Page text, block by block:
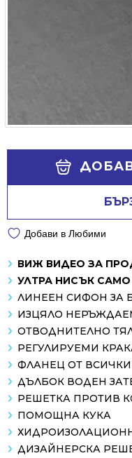
Добави в Любими
ВИЖ ВИДЕО ЗА
УЛТРА НИСЪК
ЛИНЕЕН СИФОН ЗА
ИЗЦЯЛО
ОТВОДНИТЕЛНО
РЕГУЛИРУЕМИ
ФЛАНЕЦ ОТ
ДЪЛБОК ВОДЕН
РЕШЕТКА ПРОТИВ
ПОМОЩНА КУКА
ДИЗАЙНЕРСКА